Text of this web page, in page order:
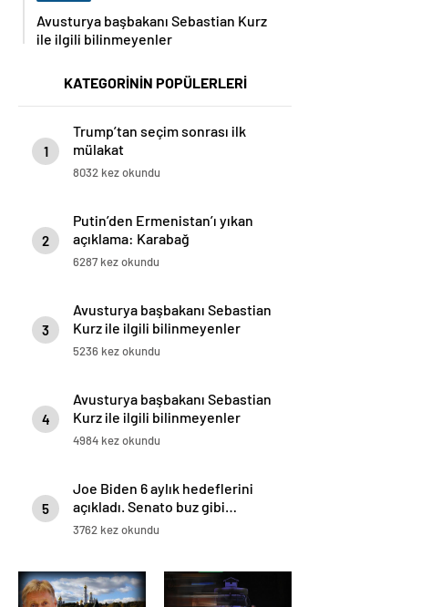
Avusturya başbakanı Sebastian Kurz
ile ilgili bilinmeyenler
KATEGORİNİN POPÜLERLERİ
1
Trump’tan seçim sonrası ilk
mülakat
8032 kez okundu
2
Putin’den Ermenistan’ı yıkan
açıklama: Karabağ
Azerbaycan’ın ayrılmaz bir
6287 kez okundu
3
Avusturya başbakanı Sebastian
Kurz ile ilgili bilinmeyenler
5236 kez okundu
4
Avusturya başbakanı Sebastian
Kurz ile ilgili bilinmeyenler
4984 kez okundu
5
Joe Biden 6 aylık hedeflerini
açıkladı. Senato buz gibi…
3762 kez okundu